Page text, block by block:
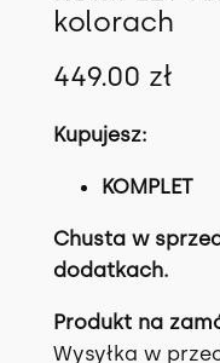
kolorach
449.00 zł
Kupujesz:
KOMPLET
Chusta w
dodatkach.
Produkt na
Wysyłka w